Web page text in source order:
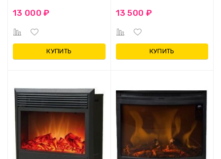
13 000 ₽
КУПИТЬ
13 500 ₽
КУПИТЬ